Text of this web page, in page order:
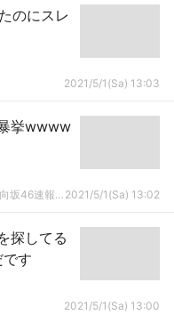
のにスレ
2021/5/1(Sa) 13:03
挙wwww
乃木通☆世界最速！乃木坂46欅坂46日向坂46速報まとめ 2021/5/1(Sa) 13:02
探してる
す
2021/5/1(Sa) 13:00